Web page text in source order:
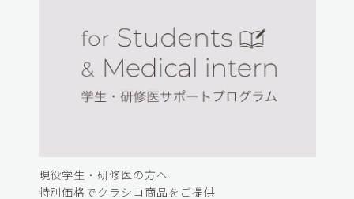
現役学生・研修医の方へ
特別価格でクラシコ商品をご提供